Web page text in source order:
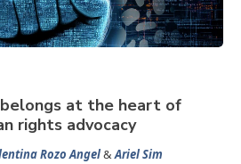
at the heart of
rights advocacy
Rozo Angel&Ariel Sim